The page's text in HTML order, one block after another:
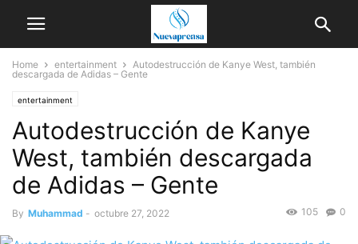
Home entertainment
Autodestrucción de Kanye West, también
descargada de Adidas – Gente
entertainment
Autodestrucción de Kanye
West, también descargada
de Adidas – Gente
By Muhammad - octubre 27, 2022 0
105